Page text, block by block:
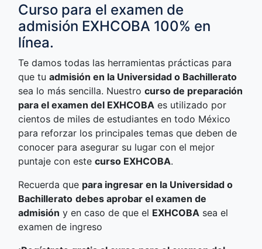
Curso para el examen de
admisión EXHCOBA 100% en
línea.
Te damos todas las herramientas prácticas para
que tu admisión en la Universidad o Bachillerato
sea lo más sencilla. Nuestro curso de preparación
para el examen del EXHCOBA es utilizado por
cientos de miles de estudiantes en todo México
para reforzar los principales temas que deben de
conocer para asegurar su lugar con el mejor
puntaje con este curso EXHCOBA.
Recuerda que para ingresar en la Universidad o
Bachillerato debes aprobar el examen de
admisión y en caso de que el EXHCOBA sea el
examen de ingreso